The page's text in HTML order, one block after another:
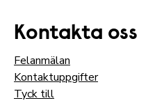
Kontakta oss
Felanmälan
Kontaktuppgifter
Tyck till